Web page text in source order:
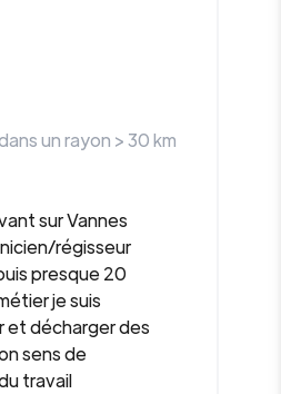
un rayon >30km
sur Vannes
régisseur
presque 20
je suis
et décharger des
sens de
travail